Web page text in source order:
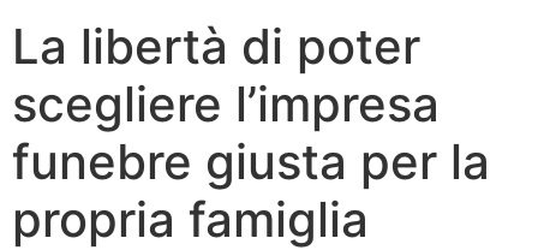
La libertà di poter
scegliere l’impresa
funebre giusta per la
propria famiglia